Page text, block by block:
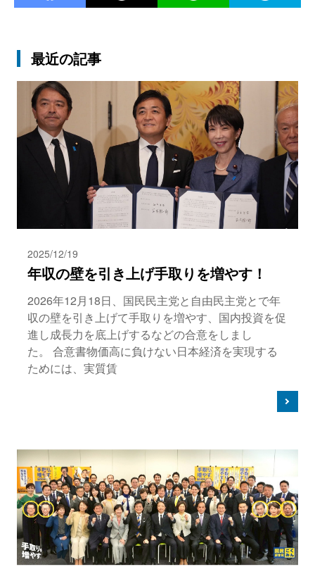
最近の記事
2025/12/19
年収の壁を引き上げ手取りを増やす！
2026年12月18日、国民民主党と自由民主党とで年
収の壁を引き上げて手取りを増やす、国内投資を促
進し成長力を底上げするなどの合意をしまし
た。 合意書物価高に負けない日本経済を実現する
ためには、実質賃